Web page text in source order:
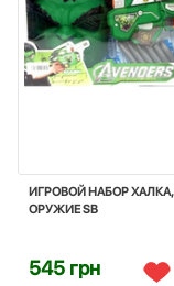
ИГРОВОЙ НАБОР ХАЛКА,
ОРУЖИЕ SB
545 грн